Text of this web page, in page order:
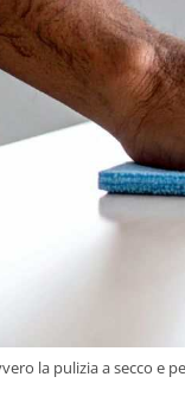
la pulizia a secco e